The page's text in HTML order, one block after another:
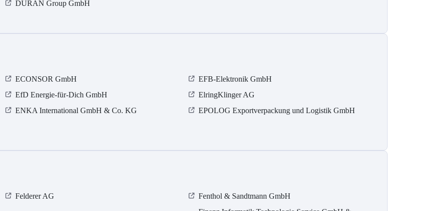
DURAN Group GmbH
ECONSOR GmbH
EFB-Elektronik GmbH
EfD Energie-für-Dich GmbH
ElringKlinger AG
ENKA International GmbH & Co. KG
EPOLOG Exportverpackung und Logistik GmbH
Felderer AG Fenthol & Sandtmann GmbH